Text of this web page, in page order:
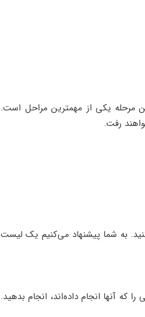
مرحله یکی از مهمترین مراحل است.
رفت.
به شما پیشنهاد می‌کنیم یک لیست
که آنها انجام داده‌اند، انجام بدهید.